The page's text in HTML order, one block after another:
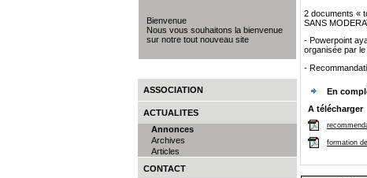
Bienvenue
Nous vous souhaitons la bienvenue
sur notre tout nouveau site
ASSOCIATION
ACTUALITES
Annonces
Archives
Articles
CONTACT
2 documents «
SANS
- Powerpoint
organisée par
-
En
A télécharger
formation